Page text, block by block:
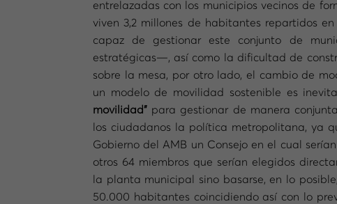
entrelazadas con los municipios vecinos de
viven 3,2 millones de habitantes repartidos
capaz de gestionar este conjunto de
estratégicas—, así como la dificultad de
sobre la mesa, por otro lado, el cambio de
un modelo de movilidad sostenible es
movilidad”para gestionar de manera
los ciudadanos la política metropolitana, ya
Gobierno del AMB un Consejo en el cual
otros 64 miembros que serían elegidos
la planta municipal sino basarse, en lo
50.000 habitantes coincidiendo así con lo